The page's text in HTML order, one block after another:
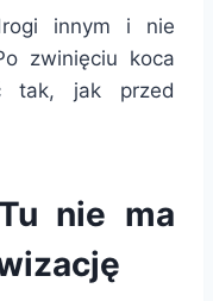
innym i nie
zwinięciu koca
tak, jak przed
nie ma